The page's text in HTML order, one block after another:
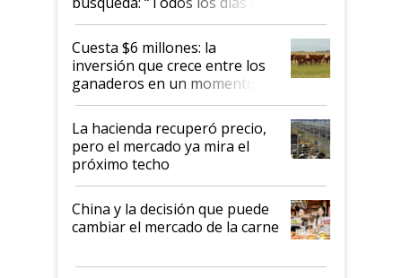
toca a algún productor”
Cuesta $6 millones: la
inversión que crece entre los
ganaderos en un momento
histórico para la actividad
La hacienda recuperó precio,
pero el mercado ya mira el
próximo techo
China y la decisión que puede
cambiar el mercado de la carne